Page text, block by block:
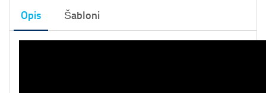
Opis Šabloni